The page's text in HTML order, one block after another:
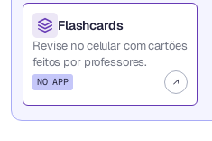
Flashcards
Revise no celular com cartões
feitos por professores.
NO APP